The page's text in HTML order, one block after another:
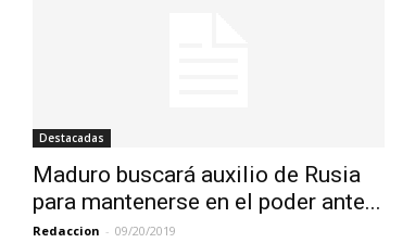
Destacadas
Maduro buscará auxilio de Rusia
para mantenerse en el poder ante...
Redaccion - 09/20/2019